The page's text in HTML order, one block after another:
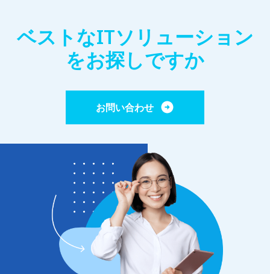
ベストなITソリューション
をお探しですか
お問い合わせ